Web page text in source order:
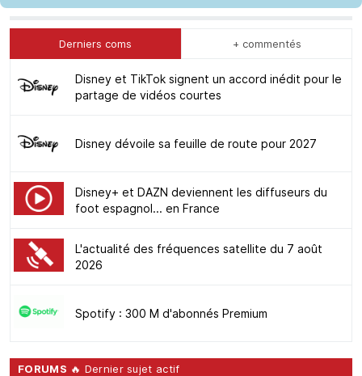
Derniers coms + commentés
Disney et TikTok signent un accord inédit pour le
partage de vidéos courtes
Disney dévoile sa feuille de route pour 2027
Disney+ et DAZN deviennent les diffuseurs du
foot espagnol... en France
L'actualité des fréquences satellite du 7 août
2026
Spotify : 300 M d'abonnés Premium
FORUMS 🔥 Dernier sujet actif